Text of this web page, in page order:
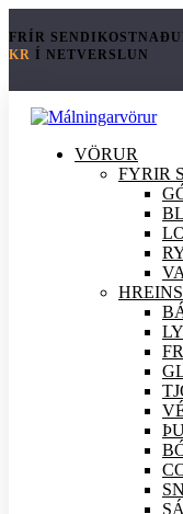
FRÍR
KR Í NETVERSLUN
VÖRUR
FYRIR